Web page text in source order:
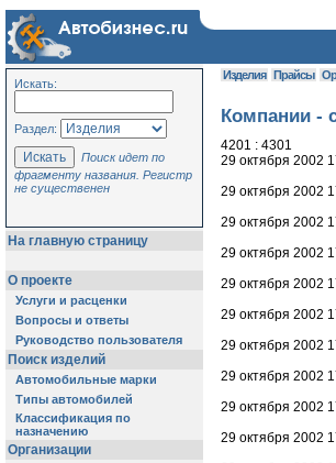
Искать:
Раздел:
Поиск идет по
фрагменту названия. Регистр
не существенен
На главную страницу
О проекте
Услуги и расценки
Вопросы и ответы
Руководство пользователя
Поиск изделий
Автомобильные марки
Типы автомобилей
Классификация по
назначению
Организации
Изделия Прайсы
Компании -
4201 : 4301
29 октября 2002
29 октября 2002
29 октября 2002
29 октября 2002
29 октября 2002
29 октября 2002
29 октября 2002
29 октября 2002
29 октября 2002
29 октября 2002